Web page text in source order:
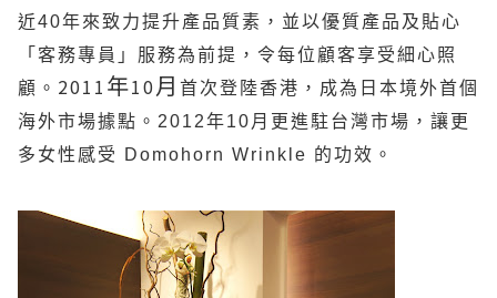
近40年來致力提升產品質素，並以優質產品及貼心
「客務專員」服務為前提，令每位顧客享受細心照
顧。 2011 年10月 首次登陸香港，成為日本境外首個
海外市場據點。 2012年10 月更進駐台灣市場，讓更
多女性感受
Domohorn Wrinkle 的功效。